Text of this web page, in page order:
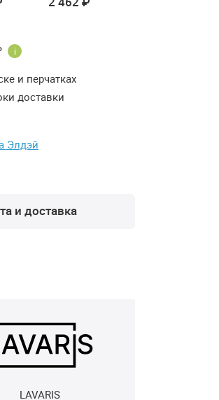
i
и перчатках
доставки
Элдэй
и доставка
LAVARIS